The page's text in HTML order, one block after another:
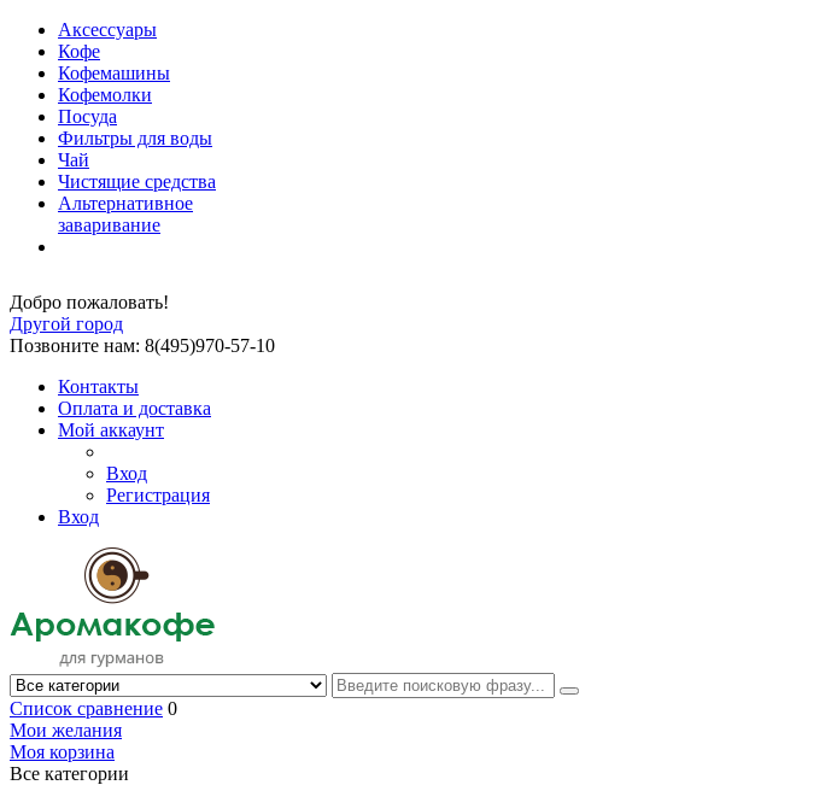
Аксессуары
Кофе
Кофемашины
Кофемолки
Посуда
Фильтры для воды
Чай
Чистящие средства
Альтернативное
заваривание
Добро пожаловать!
Другой город
Позвоните нам: 8(495)970-57-10
Контакты
Оплата и доставка
Мой аккаунт
Вход
Регистрация
Вход
Список сравнение 0
Мои желания
Моя корзина
Все категории